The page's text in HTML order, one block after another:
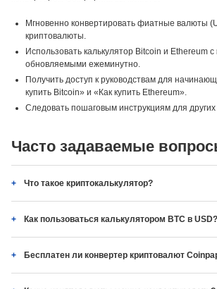
Мгновенно конвертировать фиатные валюты
криптовалюты.
Использовать калькулятор Bitcoin и Ethereum с
обновляемыми ежеминутно.
Получить доступ к руководствам для
купить Bitcoin» и «Как купить Ethereum».
Следовать пошаговым инструкциям для
Часто задаваемые
Что такое криптокалькулятор?
Как пользоваться калькулятором BTC в USD?
Бесплатен ли конвертер криптовалют